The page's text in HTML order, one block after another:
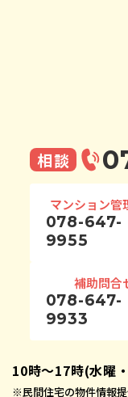
相談
マンション管
078-647-
9955
補助問合
078-647-
9933
10時〜17時(水曜
※民間住宅の物件情報